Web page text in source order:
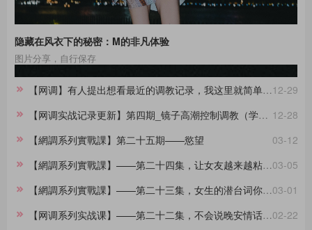
隐藏在风衣下的秘密：M的非凡体验
图片分享，自行保存
12-29
【网调】有人提出想看最近的调教记录，我这里就简单做一份合集。
12-28
【网调实战记录更新】第四期_镜子高潮控制调教（学员案例）
03-12
【網調系列實戰課】第二十五期——慾望
03-05
【網調系列實戰課】——第二十四集，让女友越来越粘着你的小技巧
03-01
【網調系列實戰課】——第二十三集，女生的潜台词你都懂吗？
02-22
【网调系列实战课】——第二十二集，不会说晚安情话的大直男看过来，建议收藏